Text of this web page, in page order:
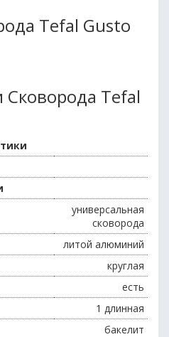
Tefal Gusto
Сковорода Tefal
универсальная
сковорода
литой алюминий
круглая
есть
1 длинная
бакелит